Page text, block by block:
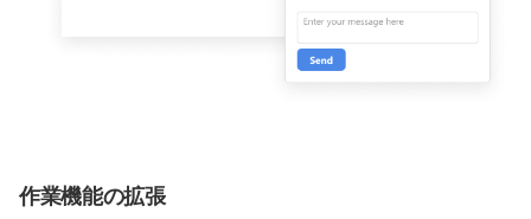
作業機能の拡張